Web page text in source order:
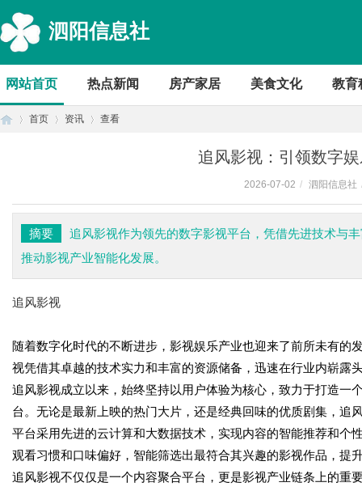
泗阳信息社
网站首页 热点新闻 房产家居 美食文化 教育
首页 资讯 查看
追风影视：引领数字
2026-07-02 / 泗阳信息社
摘要
追风影视作为领先的数字影视平台，凭借先进技术与
推动影视产业智能化发展。
追风影视
随着数字化时代的不断进步，影视娱乐产业也迎来了前所未有
视凭借其卓越的技术实力和丰富的资源储备，迅速在行业内崭露
追风影视成立以来，始终坚持以用户体验为核心，致力于打造一
台。无论是最新上映的热门大片，还是经典回味的优质剧集，追
平台采用先进的云计算和大数据技术，实现内容的智能推荐和个
观看习惯和口味偏好，智能筛选出最符合其兴趣的影视作品，提
追风影视不仅仅是一个内容聚合平台，更是影视产业链条上的重